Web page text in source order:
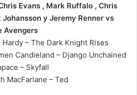
Evans , Mark Ruffalo , Chris
y Jeremy Renner vs
Avengers
– The Dark Knight Rises
Candieland – Django Unchained
– Skyfall
MacFarlane – Ted